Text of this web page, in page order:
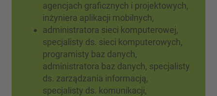
agencjach graficznych i projektowych,
inżyniera aplikacji mobilnych,
administratora sieci komputerowej,
specjalisty ds. sieci komputerowych,
programisty baz danych,
administratora baz danych, specjalisty
ds. zarządzania informacją,
specjalisty ds. komunikacji,